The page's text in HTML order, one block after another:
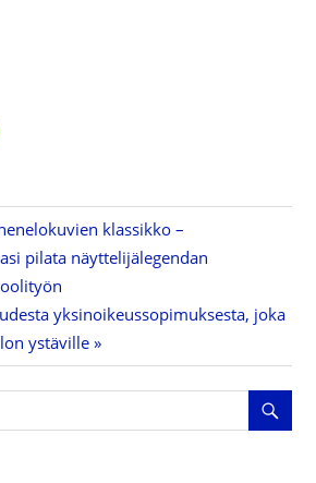
klassikko –
pilata näyttelijälegendan
yksinoikeussopimuksesta, joka
ystäville